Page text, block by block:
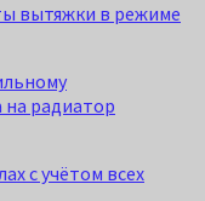
вытяжки в режиме
на радиатор
с учётом всех